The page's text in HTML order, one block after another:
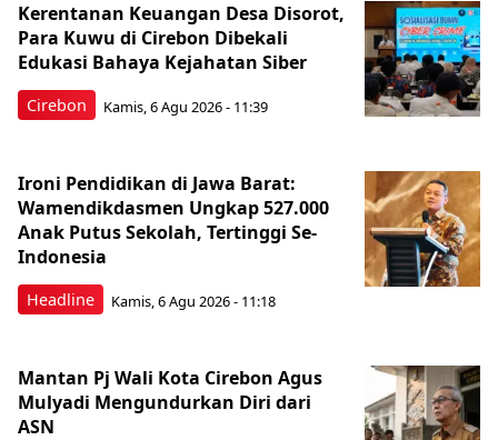
Cirebon
Kerentanan Keuangan Desa Disorot,
Para Kuwu di Cirebon Dibekali
Edukasi Bahaya Kejahatan Siber
Kamis, 6 Agu 2026 - 11:39
Headline
Ironi Pendidikan di Jawa Barat:
Wamendikdasmen Ungkap 527.000
Anak Putus Sekolah, Tertinggi Se-
Indonesia
Kamis, 6 Agu 2026 - 11:18
Mantan Pj Wali Kota Cirebon Agus
Mulyadi Mengundurkan Diri dari
ASN